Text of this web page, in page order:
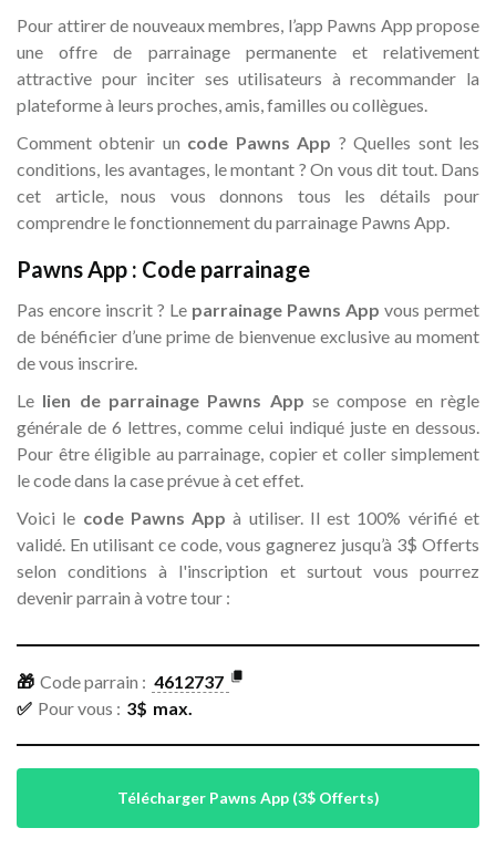
Pour attirer de nouveaux membres, l’app Pawns App propose
une offre de parrainage permanente et relativement
attractive pour inciter ses utilisateurs à recommander la
plateforme à leurs proches, amis, familles ou collègues.
Comment obtenir un code Pawns App ? Quelles sont les
conditions, les avantages, le montant ? On vous dit tout. Dans
cet article, nous vous donnons tous les détails pour
comprendre le fonctionnement du parrainage Pawns App.
Pawns App : Code parrainage
Pas encore inscrit ? Le parrainage Pawns App vous permet
de bénéficier d’une prime de bienvenue exclusive au moment
de vous inscrire.
Le lien de parrainage Pawns App se compose en règle
générale de 6 lettres, comme celui indiqué juste en dessous.
Pour être éligible au parrainage, copier et coller simplement
le code dans la case prévue à cet effet.
Voici le code Pawns App à utiliser. Il est 100% vérifié et
validé. En utilisant ce code, vous gagnerez jusqu’à 3$ Offerts
selon conditions à l'inscription et surtout vous pourrez
devenir parrain à votre tour :
🎁 Code parrain : 4612737
✅ Pour vous : 3$ max.
Télécharger Pawns App (3$ Offerts)